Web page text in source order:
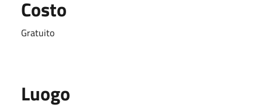
Costo
Gratuito
Luogo